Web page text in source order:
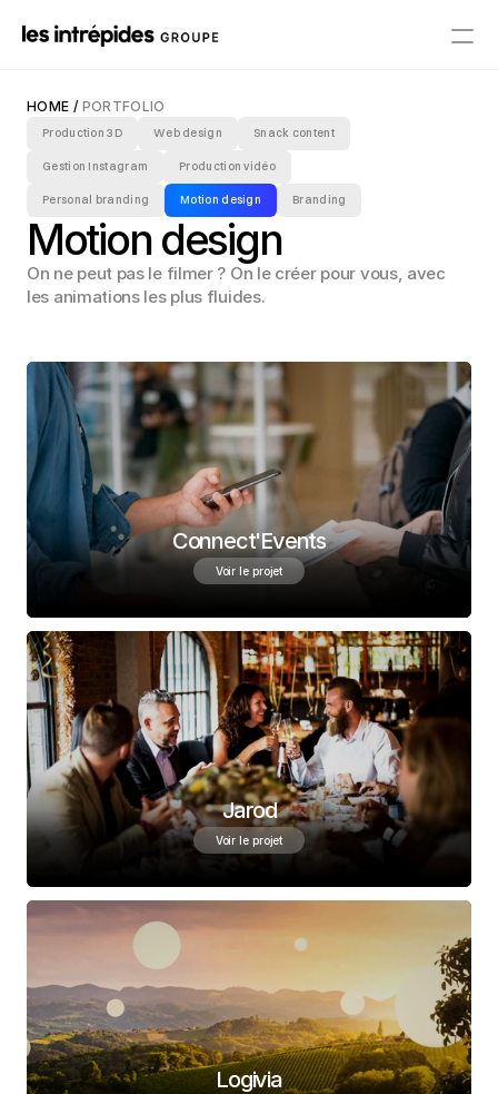
Accueil
Portfolio
Contact
HOME / PORTFOLIO
Production 3D Web design Snack content
Gestion Instagram Production vidéo
Personal branding Motion design Branding
Motion design
On ne peut pas le filmer ? On le créer pour vous, avec
les animations les plus fluides.
Connect'Events
Voir le projet
Jarod
Voir le projet
Logivia